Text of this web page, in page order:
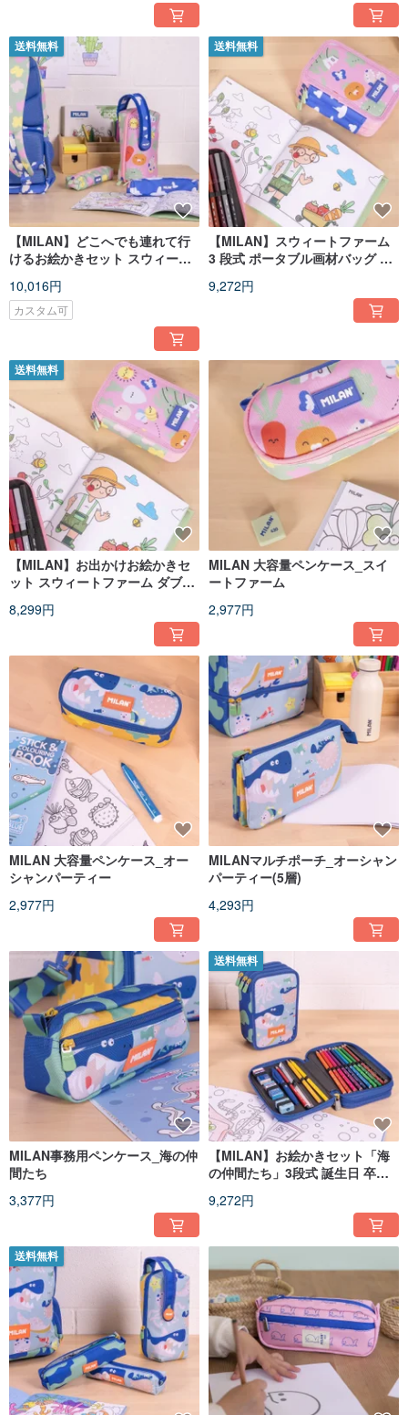
送料無料
【MILAN】どこへでも連れて行
けるお絵かきセット スウィート
クリスマス ギフト
10,016円
カスタム可
送料無料
【MILAN】スウィートファーム
3 段式 ポータブル画材バッグ 誕
9,272円
送料無料
【MILAN】お出かけお絵かきセ
ット スウィートファーム ダブル
ギフト
8,299円
MILAN 大容量ペンケース_スイ
ートファーム
2,977円
MILAN 大容量ペンケース_オー
シャンパーティー
2,977円
MILANマルチポーチ_オーシャン
パーティー(5層)
4,293円
MILAN事務用ペンケース_海の仲
間たち
3,377円
送料無料
【MILAN】お絵かきセット「海
の仲間たち」3段式 誕生日 卒業
9,272円
送料無料